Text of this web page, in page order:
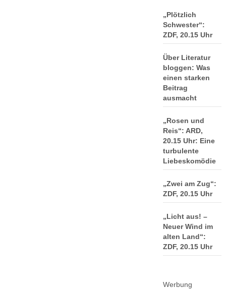
„Plötzlich
Schwester“:
ZDF, 20.15 Uhr
Über Literatur
bloggen: Was
einen starken
Beitrag
ausmacht
„Rosen und
Reis“: ARD,
20.15 Uhr: Eine
turbulente
Liebeskomödie
„Zwei am Zug“:
ZDF, 20.15 Uhr
„Licht aus! –
Neuer Wind im
alten Land“:
ZDF, 20.15 Uhr
Werbung